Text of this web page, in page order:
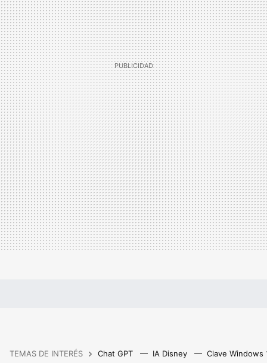
TEMAS DE INTERÉS Chat GPT IA Disney Clave Windows